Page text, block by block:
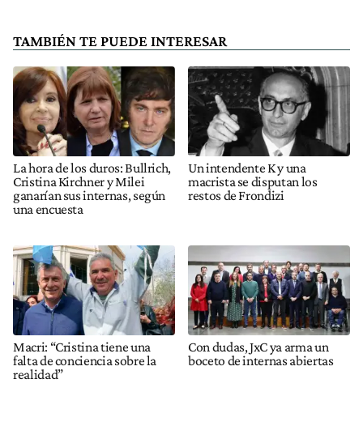
TAMBIÉN TE PUEDE INTERESAR
La hora de los duros: Bullrich,
Cristina Kirchner y Milei
ganarían sus internas, según
una encuesta
Un intendente K y una
macrista se disputan los
restos de Frondizi
Macri: “Cristina tiene una
falta de conciencia sobre la
realidad”
Con dudas, JxC ya arma un
boceto de internas abiertas